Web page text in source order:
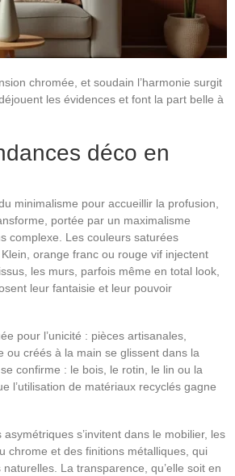
chromée, et soudain l’harmonie surgit
les évidences et font la part belle à
déco en
minimalisme pour accueillir la profusion,
portée par un maximalisme
complexe. Les couleurs saturées
orange franc ou rouge vif injectent
les murs, parfois même en total look,
leur fantaisie et leur pouvoir
pour l’unicité : pièces artisanales,
ou créés à la main se glissent dans la
confirme : le bois, le rotin, le lin ou la
l’utilisation de matériaux recyclés gagne
s’invitent dans le mobilier, les
chrome et des finitions métalliques, qui
La transparence, qu’elle soit en